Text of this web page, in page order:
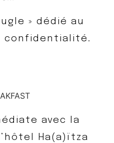
» dédié au
confidentialité.
avec la
Ha(a)ïtza